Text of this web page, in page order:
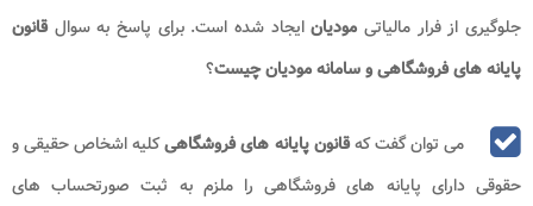
جلوگیری از فرار مالیاتی مودیانایجاد شده است. برای پاسخ به سوال قانون
پایانه هایفروشگاهی و سامانه مودیان چیست؟
می توان گفت کهقانون پایانه های فروشگاهیکلیه اشخاص حقیقی و
حقوقی دارای پایانه های فروشگاهی را ملزم به ثبت صورتحساب های